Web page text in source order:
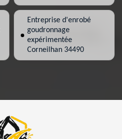
Entreprise d'enrobé
goudronnage
expérimentée
Corneilhan 34490